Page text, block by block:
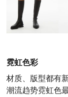
霓虹色彩
材质、版型都有
潮流趋势霓虹色